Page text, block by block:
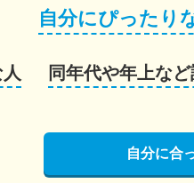
自分にぴったり
同年代や年上な
自分に合